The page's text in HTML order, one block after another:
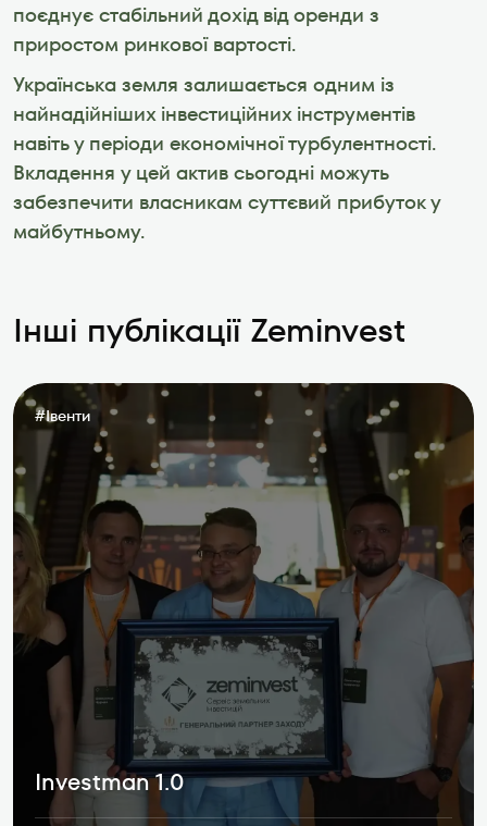
поєднує стабільний дохід від оренди з
приростом ринкової вартості.
Українська земля залишається одним із
найнадійніших інвестиційних інструментів
навіть у періоди економічної турбулентності.
Вкладення у цей актив сьогодні можуть
забезпечити власникам суттєвий прибуток у
майбутньому.
Інші публікації Zeminvest
#Івенти
Investman 1.0